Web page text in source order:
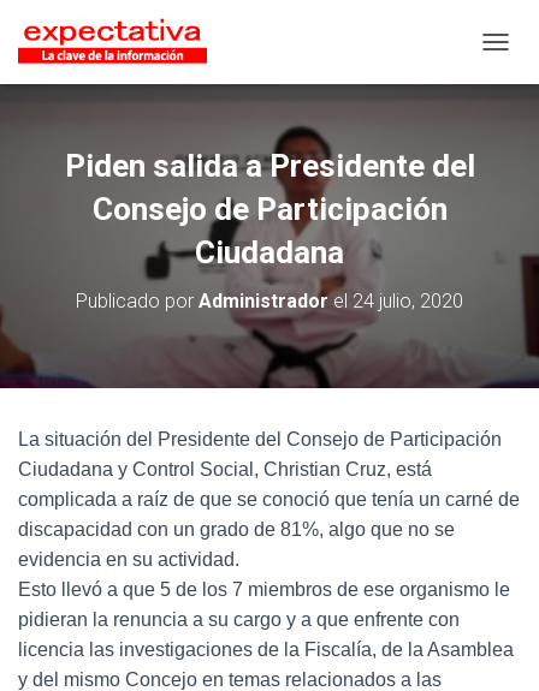
Piden salida a Presidente del
Consejo de Participación
Ciudadana
Publicado por Administradorel 24 julio, 2020
La situación del Presidente del Consejo de Participación
Ciudadana y Control Social, Christian Cruz, está
complicada a raíz de que se conoció que tenía un carné de
discapacidad con un grado de 81%, algo que no se
evidencia en su actividad.
Esto llevó a que 5 de los 7 miembros de ese organismo le
pidieran la renuncia a su cargo y a que enfrente con
licencia las investigaciones de la Fiscalía, de la Asamblea
y del mismo Concejo en temas relacionados a las